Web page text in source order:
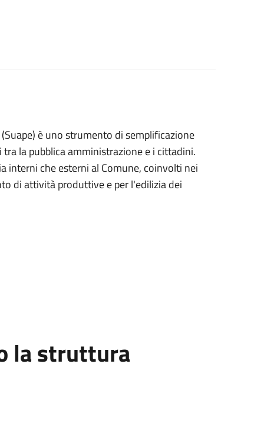
è uno strumento di semplificazione
la pubblica amministrazione e i cittadini.
interni che esterni al Comune, coinvolti nei
di attività produttive e per l'edilizia dei
la struttura